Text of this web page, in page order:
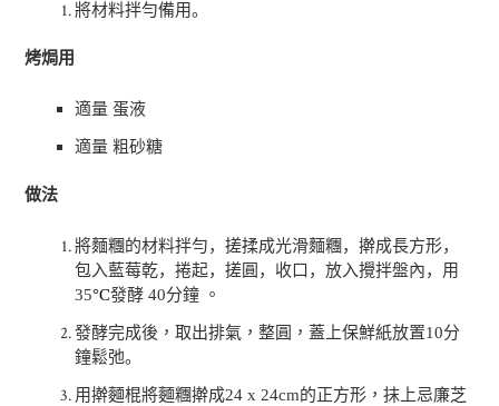
將材料拌勻備用。
烤焗用
適量 蛋液
適量 粗砂糖
做法
將麵糰的材料拌勻，搓揉成光滑麵糰，擀成長方形，
包入藍莓乾，捲起，搓圓，收口，放入攪拌盤內， 用
35°C發酵40分鐘 。
發酵完成後，取出排氣，整圓， 蓋上保鮮紙放置10分
鐘鬆弛。
用擀麵棍將麵糰擀成24 x 24cm的正方形，抹上忌廉芝